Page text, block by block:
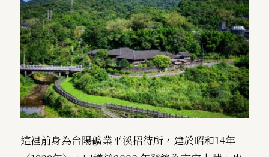
這裡前身為台陽礦業平溪招待所，建於昭和14年